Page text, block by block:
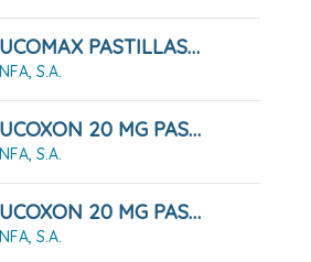
BUCOMAX PASTILLAS PARA CHUPAR MIEL Y LIMON, 24 PASTILLAS
S.A.
BUCOXON 20 MG PASTILLAS PARA CHUPAR SABOR MENTA, 18 Pastillas
S.A.
BUCOXON 20 MG PASTILLAS PARA CHUPAR SABOR REGALIZ, 18 Pastillas
S.A.